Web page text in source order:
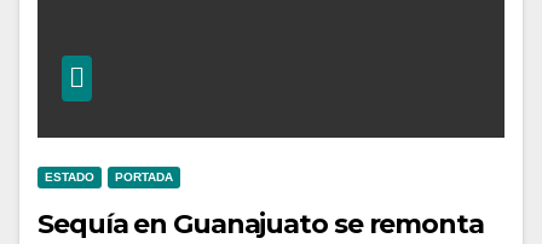
ESTADO PORTADA
Sequía en Guanajuato se remonta